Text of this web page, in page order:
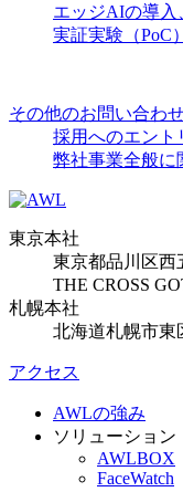
エッジAIの導入
実証実験（PoC
その他のお問い合わ
採用へのエント
弊社事業全般に
東京本社
東京都品川区西
THE CROSS
札幌本社
北海道札幌市東
アクセス
AWLの強み
ソリューション
AWLBOX
FaceWatch